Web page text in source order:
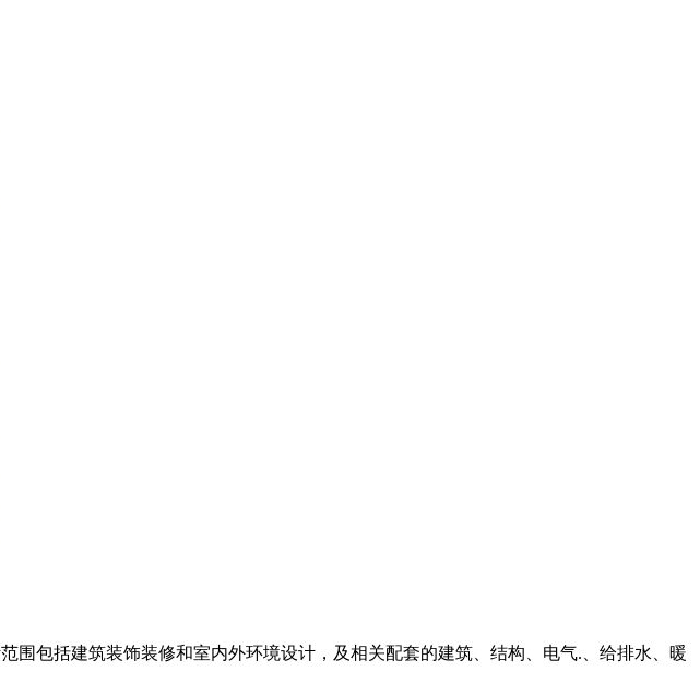
包括建筑装饰装修和室内外环境设计，及相关配套的建筑、结构、电气.、给排水、暖